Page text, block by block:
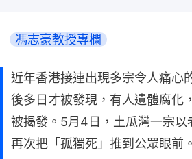
馮志豪教授專欄
近年香港接連出現多宗令人痛心
後多日才被發現，有人遺體腐化
被揭發。5月4日，土瓜灣一宗以
再次把「孤獨死」推到公眾眼前